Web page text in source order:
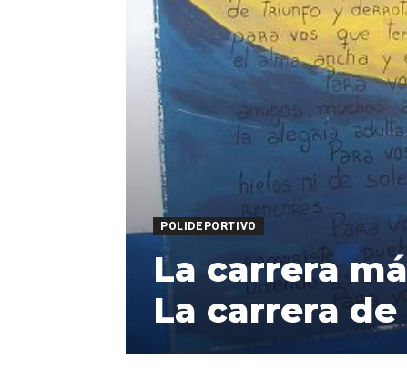
POLIDEPORTIVO
La carrera
La carrera